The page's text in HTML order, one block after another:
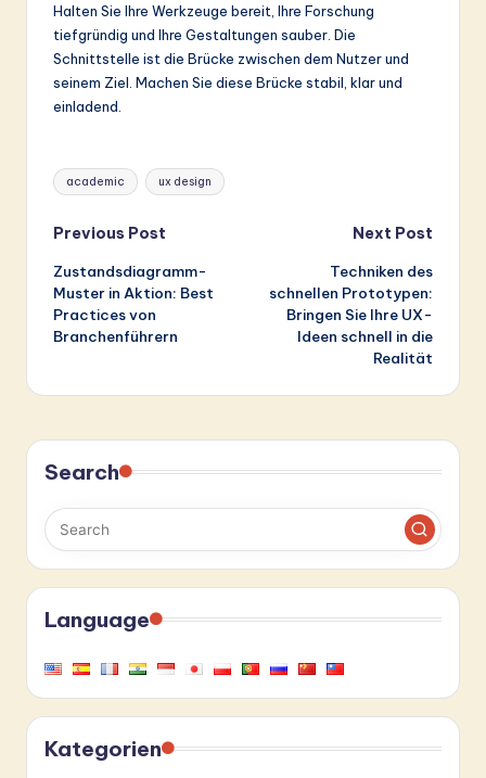
Halten Sie Ihre Werkzeuge bereit, Ihre Forschung
tiefgründig und Ihre Gestaltungen sauber. Die
Schnittstelle ist die Brücke zwischen dem Nutzer und
seinem Ziel. Machen Sie diese Brücke stabil, klar und
einladend.
Tags:
academic ux design
Post
navigation
Previous Post
Zustandsdiagramm-
Muster in Aktion: Best
Practices von
Branchenführern
Next Post
Techniken des
schnellen Prototypen:
Bringen Sie Ihre UX-
Ideen schnell in die
Realität
Search
Language
Kategorien